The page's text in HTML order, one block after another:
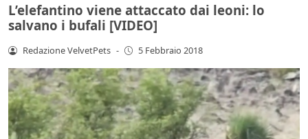
L’elefantino viene attaccato dai leoni: lo
salvano i bufali [VIDEO]
Redazione VelvetPets - 5 Febbraio 2018